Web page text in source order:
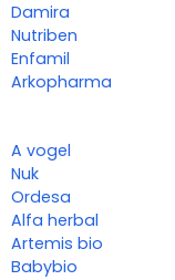
Damira
Nutriben
Enfamil
Arkopharma
A vogel
Nuk
Ordesa
Alfa herbal
Artemis bio
Babybio